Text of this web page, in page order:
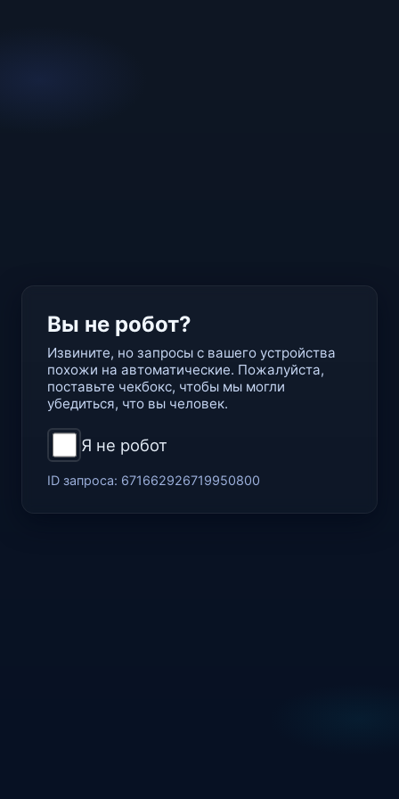
Вы не робот?
Извините, но запросы с вашего устройства
похожи на автоматические. Пожалуйста,
поставьте чекбокс, чтобы мы могли
убедиться, что вы человек.
Я не робот
ID запроса: 671662926719950800